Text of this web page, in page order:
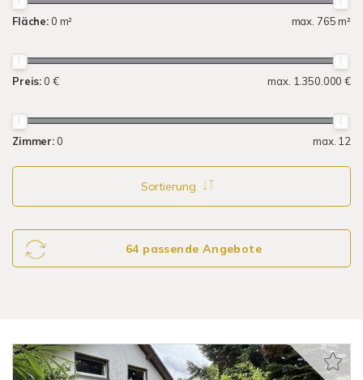
Fläche: 0 m² max. 765 m²
Preis: 0 € max. 1.350.000 €
Zimmer: 0 max. 12
Sortierung
64 passende Angebote